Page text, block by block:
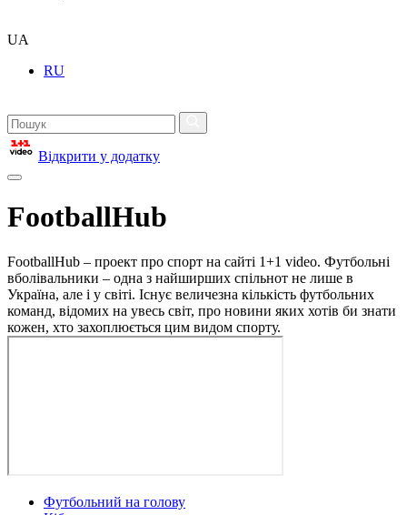
UA
RU
Відкрити у додатку
FootballHub
FootballHub – проект про спорт на сайті 1+1 video. Футбольні
вболівальники – одна з найширших спільнот не лише в
Україна, але і у світі. Існує величезна кількість футбольних
команд, відомих на увесь світ, про новини яких хотів би знати
кожен, хто захоплюється цим видом спорту.
Футбольний на голову